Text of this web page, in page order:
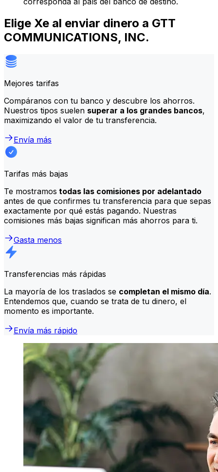
Elige Xe al enviar dinero a GTT
COMMUNICATIONS, INC.
Mejores tarifas
Compáranos con tu banco y descubre los ahorros.
Nuestros tipos suelen superar a los grandes bancos,
maximizando el valor de tu transferencia.
Envía más
Tarifas más bajas
Te mostramos todas las comisiones por adelantado
antes de que confirmes tu transferencia para que sepas
exactamente por qué estás pagando. Nuestras
comisiones más bajas significan más ahorros para ti.
Gasta menos
Transferencias más rápidas
La mayoría de los traslados se completan el mismo día.
Entendemos que, cuando se trata de tu dinero, el
momento es importante.
Envía más rápido